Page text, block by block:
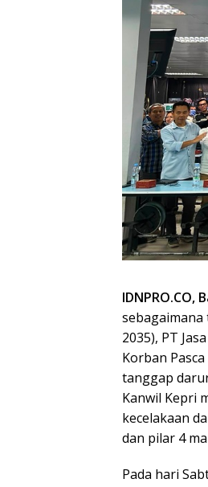
IDNPRO.CO,
sebagaimana
2035), PT
Korban
tanggap
Kanwil Kepri
kecelakaan
dan pilar 4
Pada hari